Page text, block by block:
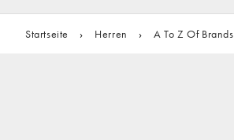
Startseite › Herren › A To Z Of Brands